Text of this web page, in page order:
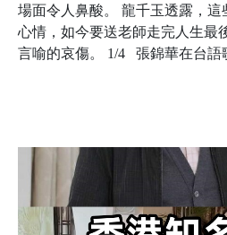
場面令人鼻酸。 龍千玉透露，
心情，如今要送老師走完人生最
言喻的哀傷。 1/4 張錦華在台語